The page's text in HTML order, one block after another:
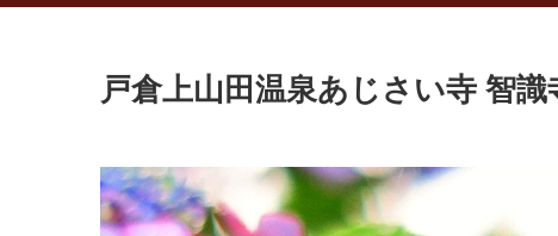
戸倉上山田温泉あじさい寺 智